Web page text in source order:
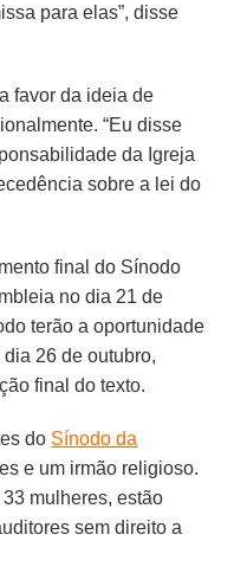
para elas”, disse
favor da ideia de
“Eu disse
da Igreja
sobre a lei do
final do Sínodo
no dia 21 de
terão a oportunidade
26 de outubro,
final do texto.
do Sínodo da
e um irmão religioso.
mulheres, estão
sem direito a